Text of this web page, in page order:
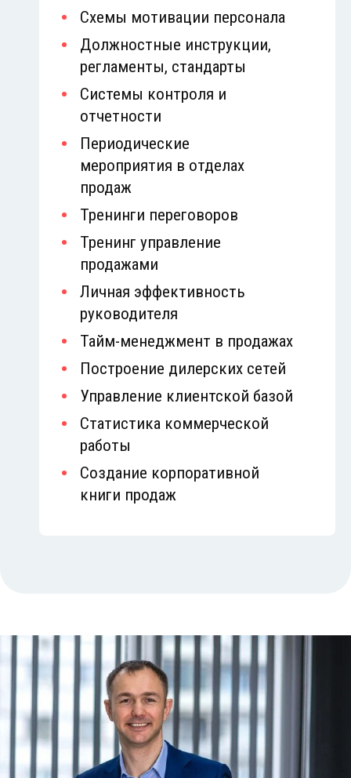
Схемы мотивации персонала
Должностные инструкции,
регламенты, стандарты
Системы контроля и
отчетности
Периодические
мероприятия в отделах
продаж
Тренинги переговоров
Тренинг управление
продажами
Личная эффективность
руководителя
Тайм-менеджмент в продажах
Построение дилерских сетей
Управление клиентской базой
Статистика коммерческой
работы
Создание корпоративной
книги продаж